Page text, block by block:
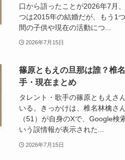
口から語ったことが2026年7月
つは2015年の結婚だが、もう1
間の子供や現在の活動につ...
2026年7月15日
篠原ともえの旦那は誰？椎
手・現在まとめ
タレント・歌手の篠原ともえさ
いる。きっかけは、椎名林檎さ
（51）が自身のXで、Google検
いう誤情報が表示された...
2026年7月15日